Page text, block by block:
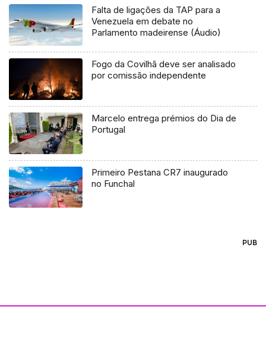
Falta de ligações da TAP para a
Venezuela em debate no
Parlamento madeirense (Áudio)
Fogo da Covilhã deve ser analisado
por comissão independente
Marcelo entrega prémios do Dia de
Portugal
Primeiro Pestana CR7 inaugurado
no Funchal
PUB